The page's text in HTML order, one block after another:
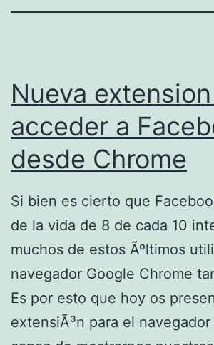
Nueva
acceder a
desde Chrome
Si bien es cierto que
de la vida de 8 de cada 10
muchos de estos Ãºltimos
navegador Google Chrome
Es por esto que hoy os
extensiÃ³n para el